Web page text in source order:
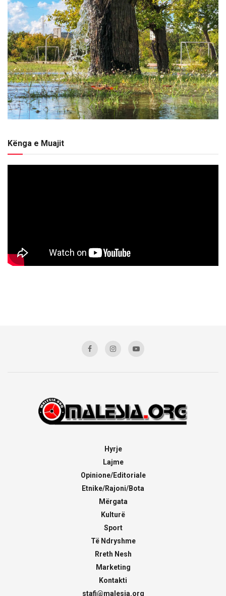
Kënga e Muajit
Hyrje
Lajme
Opinione/Editoriale
Etnike/Rajoni/Bota
Mërgata
Kulturë
Sport
Të Ndryshme
Rreth Nesh
Marketing
Kontakti
stafi@malesia.org